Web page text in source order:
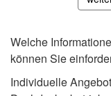
Welche
können Sie
Individuelle